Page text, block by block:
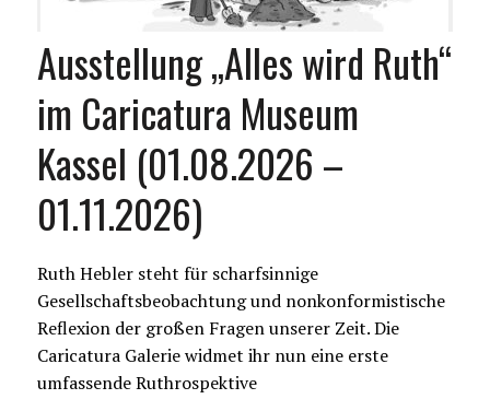
Ausstellung „Alles wird Ruth“
im Caricatura Museum
Kassel (01.08.2026 –
01.11.2026)
Ruth Hebler steht für scharfsinnige
Gesellschaftsbeobachtung und nonkonformistische
Reflexion der großen Fragen unserer Zeit. Die
Caricatura Galerie widmet ihr nun eine erste
umfassende Ruthrospektive